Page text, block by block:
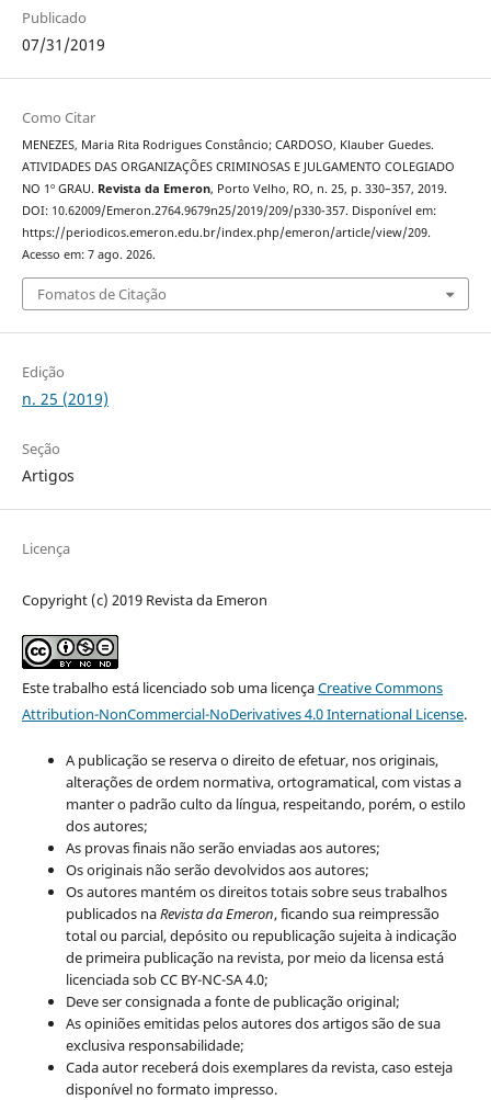
Publicado
07/31/2019
Como Citar
MENEZES, Maria Rita Rodrigues Constâncio; CARDOSO, Klauber Guedes.
ATIVIDADES DAS ORGANIZAÇÕES CRIMINOSAS E JULGAMENTO COLEGIADO
NO 1º GRAU. Revista da Emeron, Porto Velho, RO, n. 25, p. 330–357, 2019.
DOI: 10.62009/Emeron.2764.9679n25/2019/209/p330-357. Disponível em:
https://periodicos.emeron.edu.br/index.php/emeron/article/view/209.
Acesso em: 7 ago. 2026.
Fomatos de Citação
Edição
n. 25 (2019)
Seção
Artigos
Licença
Copyright (c) 2019 Revista da Emeron
Este trabalho está licenciado sob uma licençaCreative Commons
Attribution-NonCommercial-NoDerivatives 4.0 International License.
A publicação se reserva o direito de efetuar, nos originais,
alterações de ordem normativa, ortogramatical, com vistas a
manter o padrão culto da língua, respeitando, porém, o estilo
dos autores;
As provas finais não serão enviadas aos autores;
Os originais não serão devolvidos aos autores;
Os autores mantém os direitos totais sobre seus trabalhos
publicados naRevista da Emeron, ficando sua reimpressão
total ou parcial, depósito ou republicação sujeita à indicação
de primeira publicação na revista, por meio da licensa está
licenciada sob CC BY-NC-SA 4.0;
Deve ser consignada a fonte de publicação original;
As opiniões emitidas pelos autores dos artigos são de sua
exclusiva responsabilidade;
Cada autor receberá dois exemplares da revista, caso esteja
disponível no formato impresso.